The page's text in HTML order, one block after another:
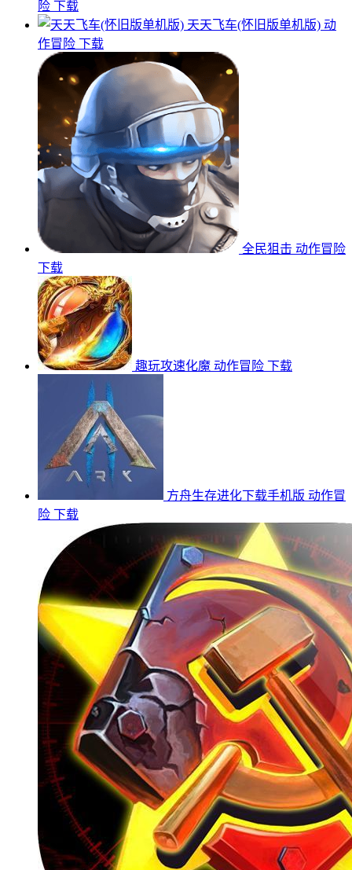
险 下载
天天飞车(怀旧版单机版) 动
作冒险 下载
全民狙击 动作冒险
下载
趣玩攻速化魔 动作冒险 下载
方舟生存进化下载手机版 动作冒
险 下载